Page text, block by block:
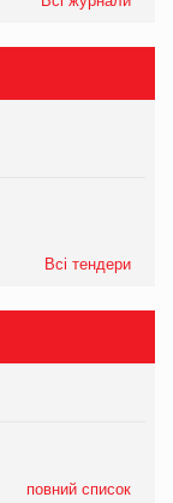
Всі тендери
повний список